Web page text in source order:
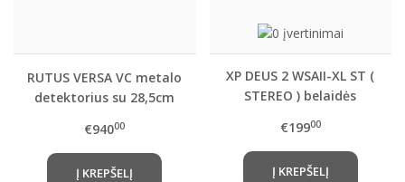
RUTUS VERSA VC metalo
detektorius su 28,5cm
belaidės ausinės
€94000
Į KREPŠELĮ
XP DEUS 2 WSAII-XL ST (
STEREO ) belaidės
€19900
Į KREPŠELĮ